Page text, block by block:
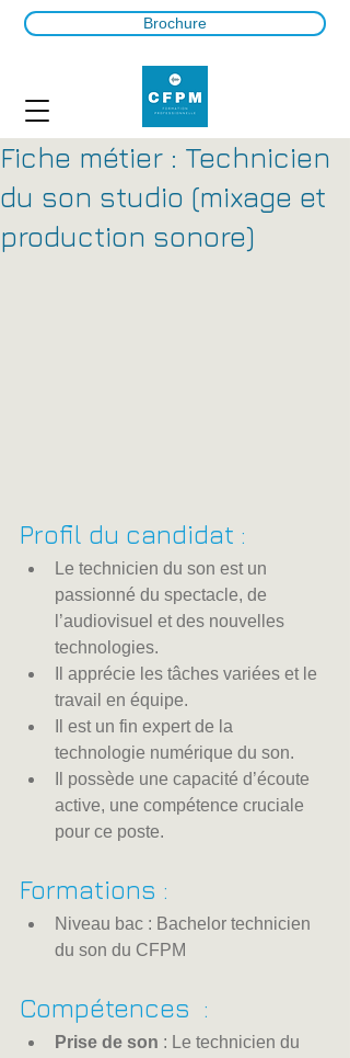
Brochure
Fiche métier : Technicien
du son studio (mixage et
production sonore)
Profil du candidat :
Le technicien du son est un
passionné du spectacle, de
l’audiovisuel et des nouvelles
technologies.
Il apprécie les tâches variées et le
travail en équipe.
Il est un fin expert de la
technologie numérique du son.
Il possède une capacité d’écoute
active, une compétence cruciale
pour ce poste.
Formations :
Niveau bac : Bachelor technicien
du son du CFPM
Compétences  :
Prise de son : Le technicien du